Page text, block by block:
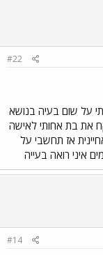
#22
על שום בעיה בנושא
את בת אחותי לאישה
אז תחשבי על
איני רואה בעייה
#14